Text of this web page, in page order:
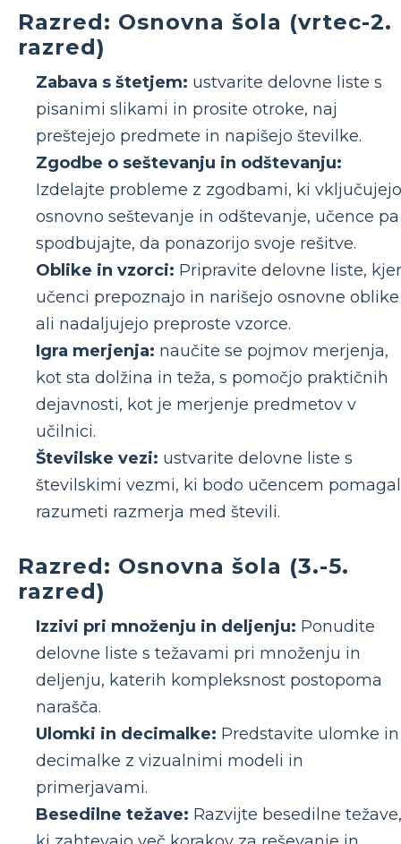
Razred: Osnovna šola (vrtec-2.
razred)
Zabava s štetjem: ustvarite delovne liste s
pisanimi slikami in prosite otroke, naj
preštejejo predmete in napišejo številke.
Zgodbe o seštevanju in odštevanju:
Izdelajte probleme z zgodbami, ki vključujejo
osnovno seštevanje in odštevanje, učence pa
spodbujajte, da ponazorijo svoje rešitve.
Oblike in vzorci: Pripravite delovne liste, kjer
učenci prepoznajo in narišejo osnovne oblike
ali nadaljujejo preproste vzorce.
Igra merjenja: naučite se pojmov merjenja,
kot sta dolžina in teža, s pomočjo praktičnih
dejavnosti, kot je merjenje predmetov v
učilnici.
Številske vezi: ustvarite delovne liste s
številskimi vezmi, ki bodo učencem
razumeti razmerja med števili.
Razred: Osnovna šola (3.-5.
razred)
Izzivi pri množenju in deljenju: Ponudite
delovne liste s težavami pri množenju in
deljenju, katerih kompleksnost postopoma
narašča.
Ulomki in decimalke: Predstavite ulomke in
decimalke z vizualnimi modeli in
primerjavami.
Besedilne težave: Razvijte besedilne težave,